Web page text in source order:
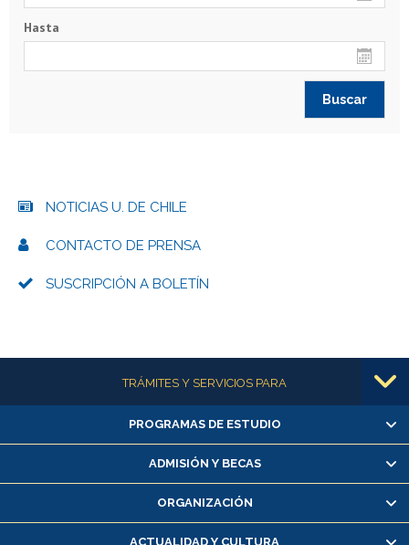
Hasta
NOTICIAS U. DE CHILE
CONTACTO DE PRENSA
SUSCRIPCIÓN A BOLETÍN
Más informaciónTRÁMITES Y SERVICIOS PARA
Alumnas/os y exalumnas/os
Matrícula en línea
Inscripción y cambio de asignaturas
Consulta y certificado de notas
PROGRAMAS DE ESTUDIO
ADMISIÓN Y BECAS
ORGANIZACIÓN
ACTUALIDAD Y CULTURA